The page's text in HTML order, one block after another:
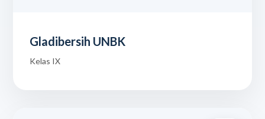
Gladibersih UNBK
Kelas IX